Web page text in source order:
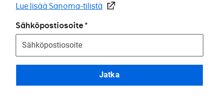
Lue lisää Sanoma-tilistä
Sähköpostiosoite
Jatka